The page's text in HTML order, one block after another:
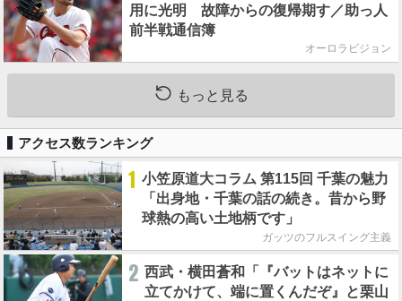
用に光明 故障からの復帰期す／助っ人
前半戦通信簿
オーロラビジョン
もっと見る
アクセス数ランキング
1 小笠原道大コラム 第115回 千葉の魅力
「出身地・千葉の話の続き。昔から野
球熱の高い土地柄です」
ガッツのフルスイング主義
2 西武・横田蒼和「『バットはネットに
立てかけて、端に置くんだぞ』と栗山